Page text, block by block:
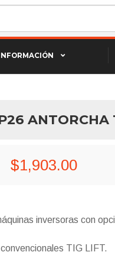
ANTORCHA
$1,903.00
inversoras con
TIG LIFT.